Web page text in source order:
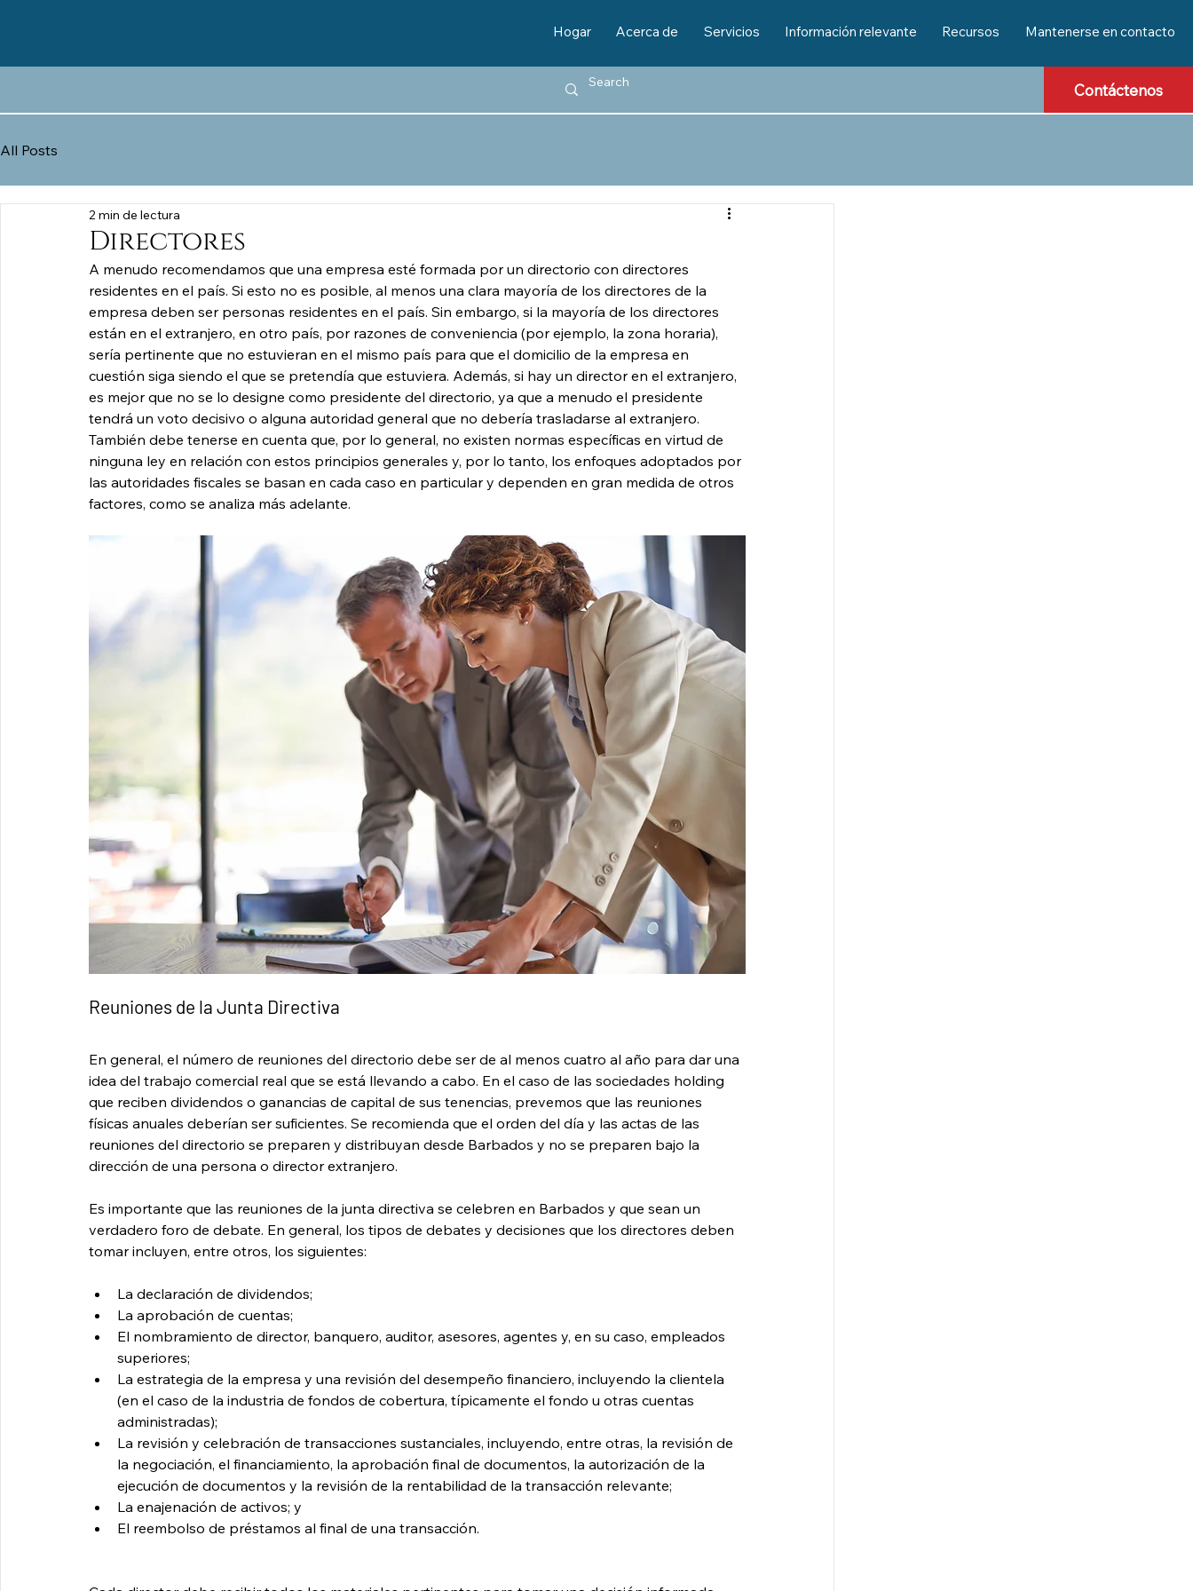
Contáctenos
Hogar Acerca de Servicios Información relevante Recursos Mantenerse en contacto
All Posts
Directores
2 min de lectura
A menudo recomendamos que una empresa esté formada por un directorio con directores
residentes en el país. Si esto no es posible, al menos una clara mayoría de los directores de la
empresa deben ser personas residentes en el país. Sin embargo, si la mayoría de los directores
están en el extranjero, en otro país, por razones de conveniencia (por ejemplo, la zona horaria),
sería pertinente que no estuvieran en el mismo país para que el domicilio de la empresa en
cuestión siga siendo el que se pretendía que estuviera. Además, si hay un director en el extranjero,
es mejor que no se lo designe como presidente del directorio, ya que a menudo el presidente
tendrá un voto decisivo o alguna autoridad general que no debería trasladarse al extranjero.
También debe tenerse en cuenta que, por lo general, no existen normas específicas en virtud de
ninguna ley en relación con estos principios generales y, por lo tanto, los enfoques adoptados por
las autoridades fiscales se basan en cada caso en particular y dependen en gran medida de otros
factores, como se analiza más adelante.
Reuniones de la Junta Directiva
En general, el número de reuniones del directorio debe ser de al menos cuatro al año para dar una
idea del trabajo comercial real que se está llevando a cabo. En el caso de las sociedades holding
que reciben dividendos o ganancias de capital de sus tenencias, prevemos que las reuniones
físicas anuales deberían ser suficientes. Se recomienda que el orden del día y las actas de las
reuniones del directorio se preparen y distribuyan desde Barbados y no se preparen bajo la
dirección de una persona o director extranjero.
Es importante que las reuniones de la junta directiva se celebren en Barbados y que sean un
verdadero foro de debate. En general, los tipos de debates y decisiones que los directores deben
tomar incluyen, entre otros, los siguientes:
La declaración de dividendos;
La aprobación de cuentas;
El nombramiento de director, banquero, auditor, asesores, agentes y, en su caso, empleados
superiores;
La estrategia de la empresa y una revisión del desempeño financiero, incluyendo la clientela
(en el caso de la industria de fondos de cobertura, típicamente el fondo u otras cuentas
administradas);
La revisión y celebración de transacciones sustanciales, incluyendo, entre otras, la revisión de
la negociación, el financiamiento, la aprobación final de documentos, la autorización de la
ejecución de documentos y la revisión de la rentabilidad de la transacción relevante;
La enajenación de activos; y
El reembolso de préstamos al final de una transacción.